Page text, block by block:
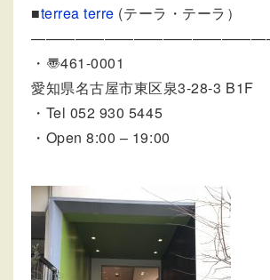
■terrea terre (テーラ・テーラ）
・〠461-0001
愛知県名古屋市東区泉3-28-3 B1F
・Tel 052 930 5445
・Open 8:00 – 19:00